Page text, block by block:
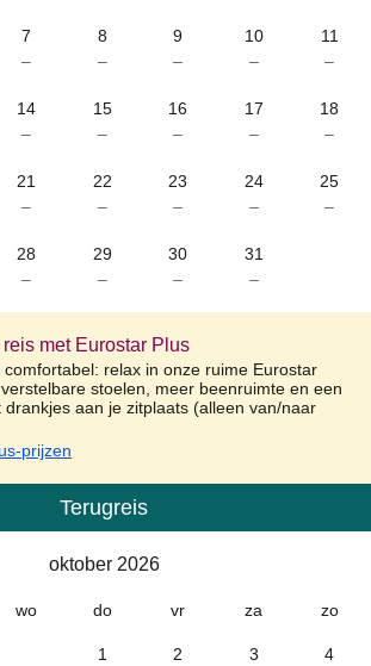
7
–
8
–
9
–
10
–
11
–
14
–
15
–
16
–
17
–
18
–
21
–
22
–
23
–
24
–
25
–
28
–
29
–
30
–
31
–
met Eurostar Plus
relax in onze ruime Eurostar
stoelen, meer beenruimte en een
drankjes aan je zitplaats (alleen van/naar
prijzen
Kalender
Terugreis
oktober 2026
wo do vr za zo
1
2
3
4